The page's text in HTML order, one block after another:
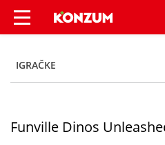
Funville Dinos
IGRAČKE
Funville Dinos